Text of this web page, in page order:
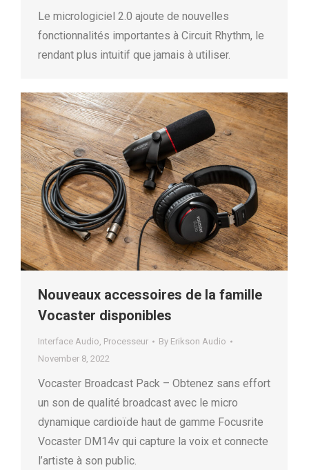
Le micrologiciel 2.0 ajoute de nouvelles
fonctionnalités importantes à Circuit Rhythm, le
rendant plus intuitif que jamais à utiliser.
Nouveaux accessoires de la famille
Vocaster disponibles
Interface Audio, Processeur By Erikson Audio
November 8, 2022
Vocaster Broadcast Pack – Obtenez sans effort
un son de qualité broadcast avec le micro
dynamique cardioïde haut de gamme Focusrite
Vocaster DM14v qui capture la voix et connecte
l’artiste à son public.